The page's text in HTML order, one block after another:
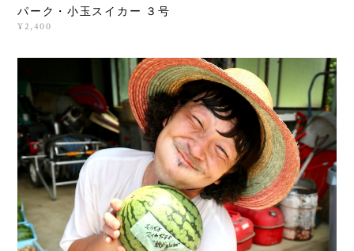
パーク・小玉スイカー ３号
¥2,400